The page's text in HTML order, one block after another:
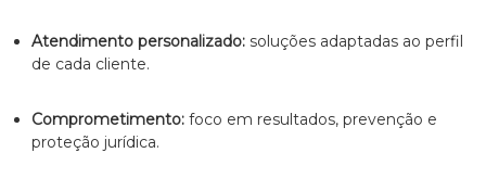
Atendimento personalizado:soluções adaptadas ao perfil
de cada cliente.
Comprometimento:foco em resultados, prevenção e
proteção jurídica.